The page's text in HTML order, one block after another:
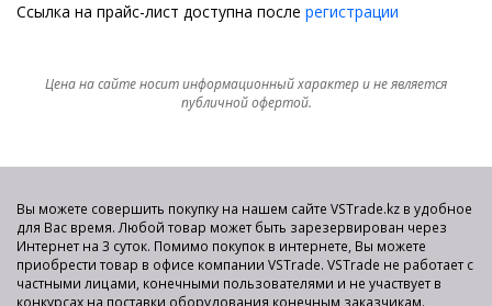
Ссылка на прайс-лист доступна после регистрации
Цена на сайте носит информационный характер и не является
публичной офертой.
Вы можете совершить покупку на нашем сайте VSTrade.kz в удобное
для Вас время. Любой товар может быть зарезервирован через
Интернет на 3 суток. Помимо покупок в интернете, Вы можете
приобрести товар в офисе компании VSTrade. VSTrade не работает с
частными лицами, конечными пользователями и не участвует в